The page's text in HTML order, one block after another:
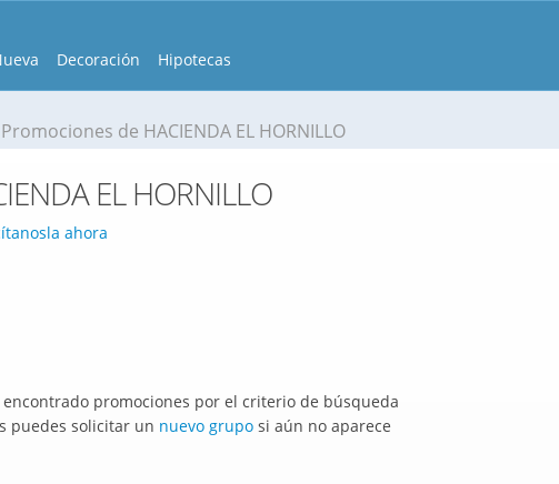
Decoración Hipotecas
Promociones de HACIENDA EL HORNILLO
EL HORNILLO
ahora
encontrado promociones por el criterio de búsqueda
puedes solicitar un nuevo gruposi aún no aparece